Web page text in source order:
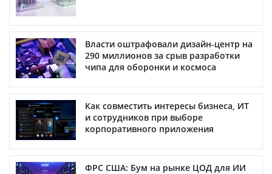
Власти оштрафовали дизайн-центр на
290 миллионов за срыв разработки
чипа для оборонки и космоса
Как совместить интересы бизнеса, ИТ
и сотрудников при выборе
корпоративного приложения
ФРС США: Бум на рынке ЦОД для ИИ